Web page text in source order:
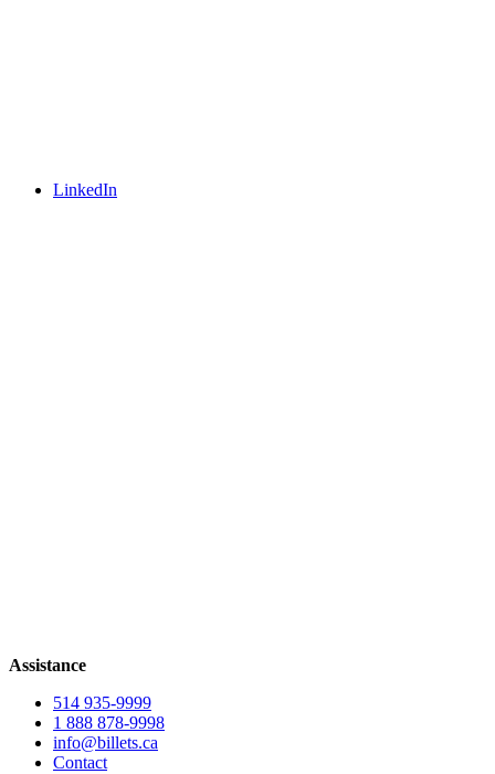
LinkedIn
Assistance
514 935-9999
1 888 878-9998
info@billets.ca
Contact